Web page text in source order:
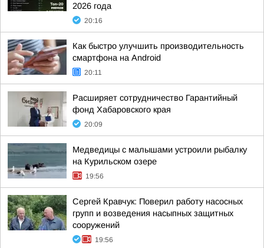
2026 года
20:16
Как быстро улучшить производительность
смартфона на Android
20:11
Расширяет сотрудничество Гарантийный
фонд Хабаровского края
20:09
Медведицы с малышами устроили рыбалку
на Курильском озере
19:56
Сергей Кравчук: Поверил работу насосных
групп и возведения насыпных защитных
сооружений
19:56